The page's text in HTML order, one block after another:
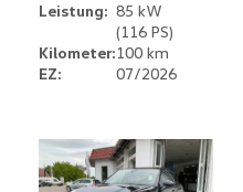
Leistung: 85 kW
(116 PS)
Kilometer:100 km
EZ:
07/2026